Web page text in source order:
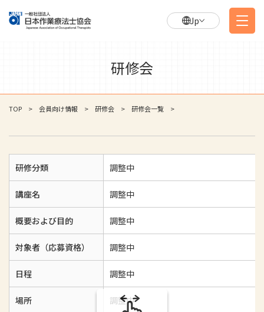
Jp
研修会
TOP 会員向け情報 研修会 研修会一覧
研修分類 調整中
講座名 調整中
概要および目的 調整中
対象者（応募資格） 調整中
日程 調整中
場所 調整中